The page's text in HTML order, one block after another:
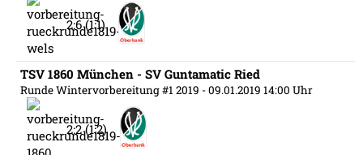
2:6 (1:1)
TSV 1860 München - SV Guntamatic Ried
Runde Wintervorbereitung #1 2019 - 09.01.2019 14:00 Uhr
2:2 (1:2)